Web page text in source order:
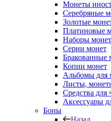
Монеты
Серебряные
Золотые
Платиновые
Наборы монет
Серии монет
Бракованные
Копии монет
Альбомы для
Листы,
Средства для
Аксессуары
Боны
Назад